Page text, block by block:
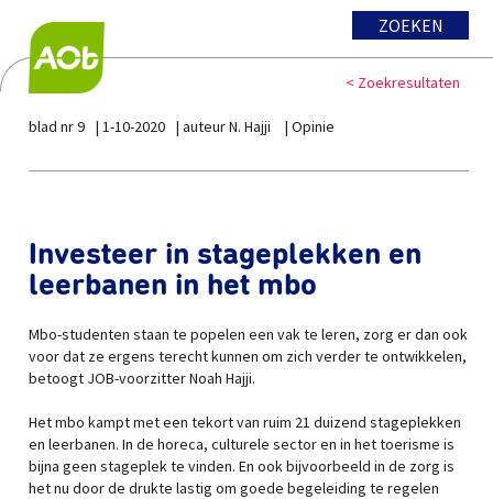
ZOEKEN
< Zoekresultaten
blad nr 9 1-10-2020 auteur N. Hajji Opinie
Investeer in stageplekken en
leerbanen in het mbo
Mbo-studenten staan te popelen een vak te leren, zorg er dan ook
voor dat ze ergens terecht kunnen om zich verder te ontwikkelen,
betoogt JOB-voorzitter Noah Hajji.
Het mbo kampt met een tekort van ruim 21 duizend stageplekken
en leerbanen. In de horeca, culturele sector en in het toerisme is
bijna geen stageplek te vinden. En ook bijvoorbeeld in de zorg is
het nu door de drukte lastig om goede begeleiding te regelen